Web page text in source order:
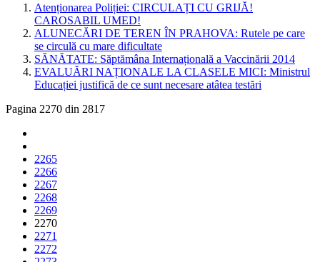
Atenționarea Poliției: CIRCULAȚI CU GRIJĂ!
CAROSABIL UMED!
ALUNECĂRI DE TEREN ÎN PRAHOVA: Rutele pe care
se circulă cu mare dificultate
SĂNĂTATE: Săptămâna Internațională a Vaccinării 2014
EVALUĂRI NAȚIONALE LA CLASELE MICI: Ministrul
Educației justifică de ce sunt necesare atâtea testări
Pagina 2270 din 2817
2265
2266
2267
2268
2269
2270
2271
2272